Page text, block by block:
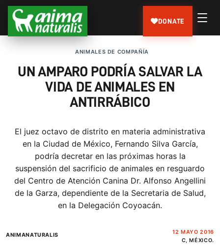
DONATE
ANIMALES DE COMPAÑÍA
UN AMPARO PODRÍA SALVAR LA
VIDA DE ANIMALES EN
ANTIRRÁBICO
El juez octavo de distrito en materia administrativa
en la Ciudad de México, Fernando Silva García,
podría decretar en las próximas horas la
suspensión del sacrificio de animales en resguardo
del Centro de Atención Canina Dr. Alfonso Angellini
de la Garza, dependiente de la Secretaria de Salud,
en la Delegación Coyoacán.
ANIMANATURALIS
12 MAYO 2016
C, MÉXICO.